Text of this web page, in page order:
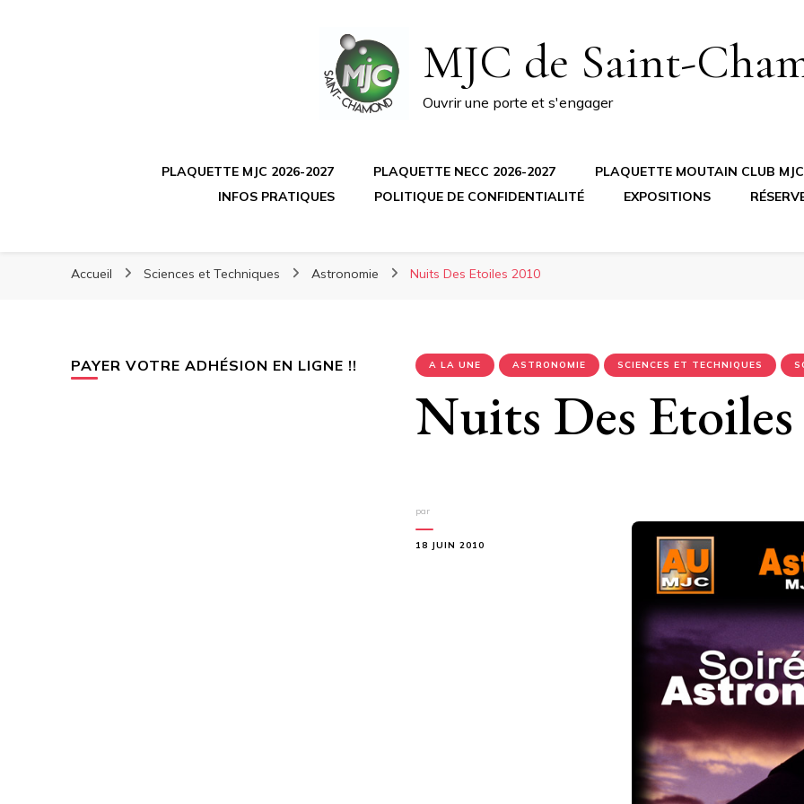
MJC de Saint-
Ouvrir une porte et s'engager
PLAQUETTE MJC 2026-2027 PLAQUETTE NECC 2026-2027
PLAQUETTE MOUTAIN CLUB
INFOS PRATIQUES
POLITIQUE DE CONFIDENTIALITÉ EXPOSITIONS
Accueil Sciences et Techniques Astronomie Nuits Des Etoiles 2010
A LA UNE ASTRONOMIE SCIENCES ET TECHNIQUES
Nuits Des
par
18 JUIN 2010
PAYER VOTRE ADHÉSION EN LIGNE !!